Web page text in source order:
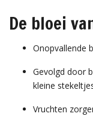
De bloei
Onopvallende
Gevolgd door
kleine
Vruchten